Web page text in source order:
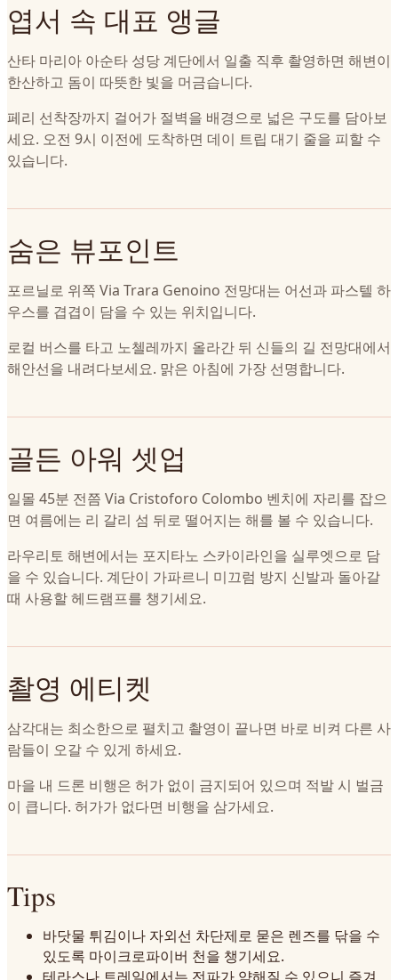
엽서 속 대표 앵글
산타 마리아 아순타 성당 계단에서 일출 직후 촬영하면 해변이
한산하고 돔이 따뜻한 빛을 머금습니다.
페리 선착장까지 걸어가 절벽을 배경으로 넓은 구도를 담아보
세요. 오전 9시 이전에 도착하면 데이 트립 대기 줄을 피할 수
있습니다.
숨은 뷰포인트
포르닐로 위쪽 Via Trara Genoino 전망대는 어선과 파스텔 하
우스를 겹겹이 담을 수 있는 위치입니다.
로컬 버스를 타고 노첼레까지 올라간 뒤 신들의 길 전망대에서
해안선을 내려다보세요. 맑은 아침에 가장 선명합니다.
골든 아워 셋업
일몰 45분 전쯤 Via Cristoforo Colombo 벤치에 자리를 잡으
면 여름에는 리 갈리 섬 뒤로 떨어지는 해를 볼 수 있습니다.
라우리토 해변에서는 포지타노 스카이라인을 실루엣으로 담
을 수 있습니다. 계단이 가파르니 미끄럼 방지 신발과 돌아갈
때 사용할 헤드램프를 챙기세요.
촬영 에티켓
삼각대는 최소한으로 펼치고 촬영이 끝나면 바로 비켜 다른 사
람들이 오갈 수 있게 하세요.
마을 내 드론 비행은 허가 없이 금지되어 있으며 적발 시 벌금
이 큽니다. 허가가 없다면 비행을 삼가세요.
Tips
바닷물 튀김이나 자외선 차단제로 묻은 렌즈를 닦을 수
있도록 마이크로파이버 천을 챙기세요.